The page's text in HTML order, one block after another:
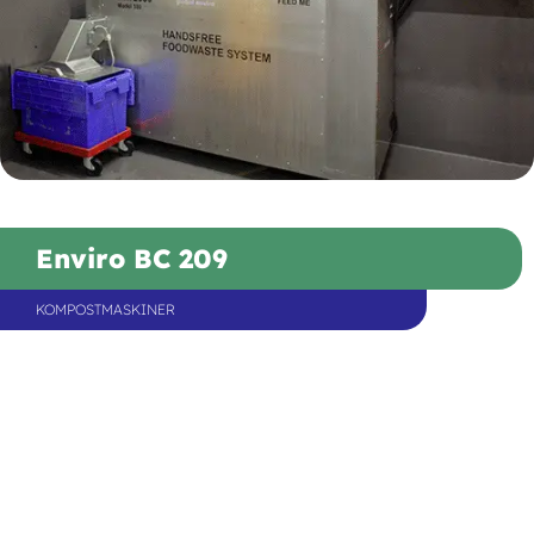
Enviro BC 209
KOMPOSTMASKINER